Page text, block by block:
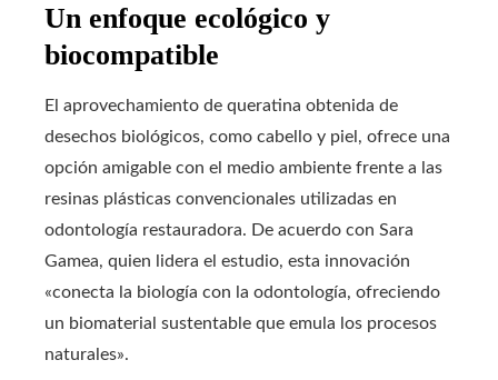
Un enfoque ecológico y
biocompatible
El aprovechamiento de queratina obtenida de
desechos biológicos, como cabello y piel, ofrece una
opción amigable con el medio ambiente frente a las
resinas plásticas convencionales utilizadas en
odontología restauradora. De acuerdo con Sara
Gamea, quien lidera el estudio, esta innovación
«conecta la biología con la odontología, ofreciendo
un biomaterial sustentable que emula los procesos
naturales».